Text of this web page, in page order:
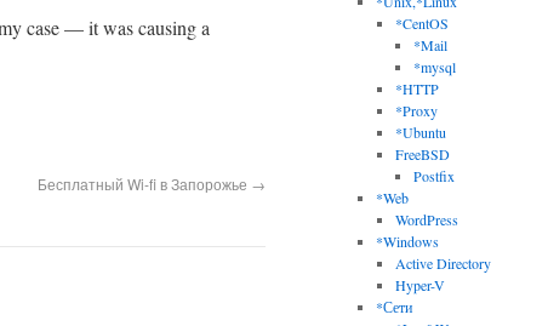
case — it was causing a
Бесплатный Wi-fi в Запорожье →
*CentOS
*Mail
*mysql
*HTTP
*Proxy
*Ubuntu
FreeBSD
Postfix
*Web
WordPress
*Windows
Active Directory
Hyper-V
*Сети